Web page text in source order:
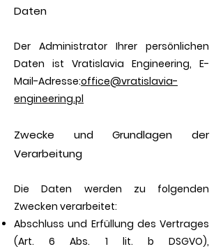
Daten
Der Administrator Ihrer persönlichen
Daten ist Vratislavia Engineering, E-
Mail-Adresse:office@vratislavia-
engineering.pl
Zwecke und Grundlagen der
Verarbeitung
Die Daten werden zu folgenden
Zwecken verarbeitet:
Abschluss und Erfüllung des Vertrages
(Art. 6 Abs. 1 lit. b DSGVO),